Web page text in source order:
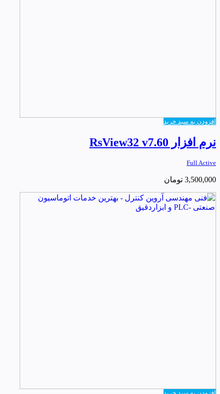
افزودن به سبد خرید
نرم افزار RsView32 v7.60
Full Active
3,500,000 تومان